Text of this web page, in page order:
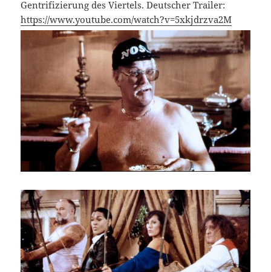
Gentrifizierung des Viertels. Deutscher Trailer:
https://www.youtube.com/watch?v=5xkjdrzva2M